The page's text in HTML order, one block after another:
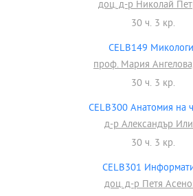
доц. д-р Николай
30 ч. 3 кр.
CELB149
проф. Мария
30 ч. 3 кр.
CELB300 Анатомия на
д-р Александър
30 ч. 3 кр.
CELB301
доц. д-р Петя